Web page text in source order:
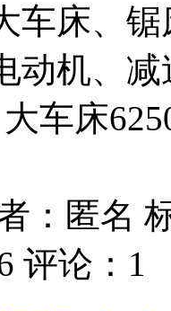
车床、
动机、
车床
：匿名
评论： 1